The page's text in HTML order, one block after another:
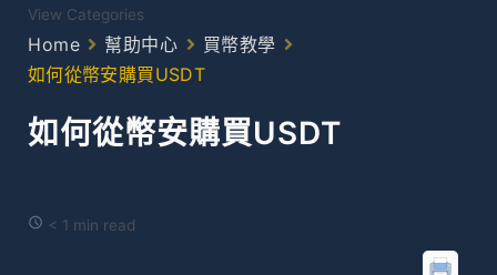
View Categories
Home 幫助中心
買幣教學
如何從幣安購買USDT
如何從幣安購買USDT
< 1 min read